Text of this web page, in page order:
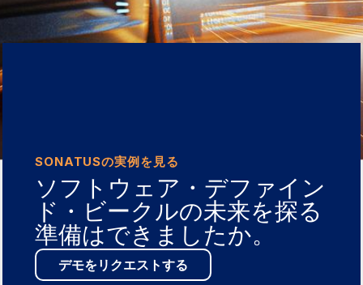
SONATUSの実例を見る
ソフトウェア・デファイン
ド・ビークルの未来を探る
準備はできましたか。
デモをリクエストする